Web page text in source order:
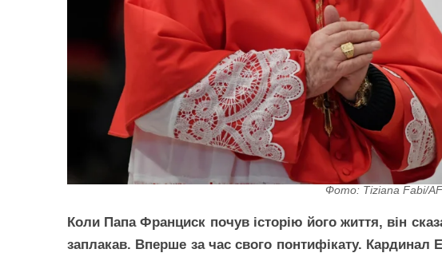
Фото: Tiziana Fabi/
Коли Папа Франциск почув історію його життя, він
заплакав. Вперше за час свого понтифікату. Кардинал